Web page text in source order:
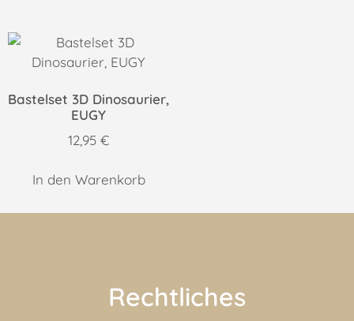
Bastelset 3D Dinosaurier,
EUGY
12,95 €
In den Warenkorb
Rechtliches